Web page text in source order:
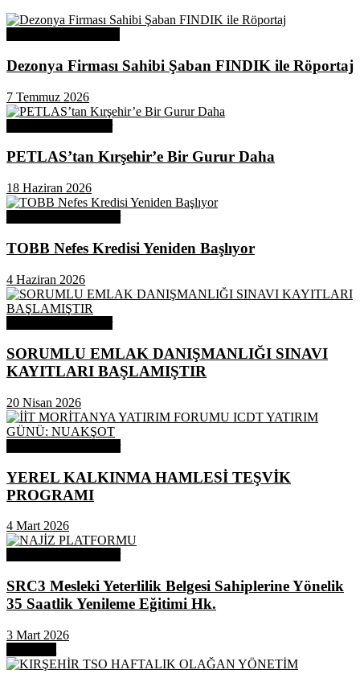
Dezonya Firması Sahibi Şaban FINDIK ile Röportaj
7 Temmuz 2026
PETLAS’tan Kırşehir’e Bir Gurur Daha
18 Haziran 2026
TOBB Nefes Kredisi Yeniden Başlıyor
4 Haziran 2026
SORUMLU EMLAK DANIŞMANLIĞI SINAVI
KAYITLARI BAŞLAMIŞTIR
20 Nisan 2026
YEREL KALKINMA HAMLESİ TEŞVİK
PROGRAMI
4 Mart 2026
SRC3 Mesleki Yeterlilik Belgesi Sahiplerine Yönelik
35 Saatlik Yenileme Eğitimi Hk.
3 Mart 2026